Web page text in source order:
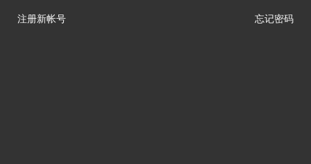
忘记密码
注册新帐号